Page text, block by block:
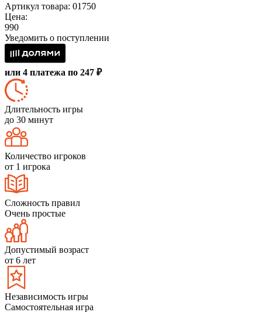
Артикул товара: 01750
Цена:
990
Уведомить о поступлении
или 4 платежа по 247 ₽
Длительность игры
до 30 минут
Количество игроков
от 1 игрока
Сложность правил
Очень простые
Допустимый возраст
от 6 лет
Независимость игры
Самостоятельная игра